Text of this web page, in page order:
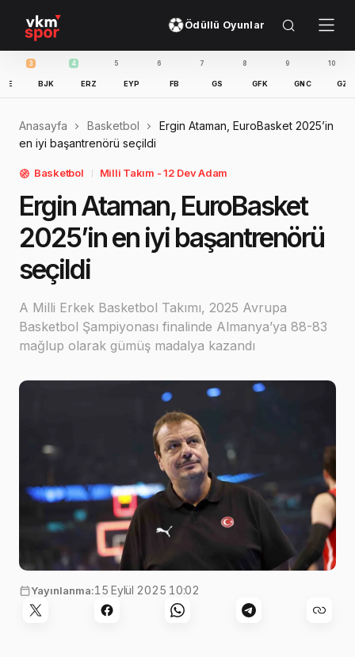
Ödüllü Oyunlar
BJK ERZ EYP GNC GZT
Anasayfa Basketbol
Ergin Ataman, EuroBasket 2025’in
en iyi başantrenörü seçildi
Basketbol Milli Takım - 12 Dev Adam
Ergin Ataman, EuroBasket
2025’in en iyi başantrenörü
seçildi
A Milli Erkek Basketbol Takımı, 2025 Avrupa
Basketbol Şampiyonası finalinde Almanya’ya 88-83
mağlup olarak gümüş madalya kazandı
Yayınlanma:15 Eylül 2025 10:02